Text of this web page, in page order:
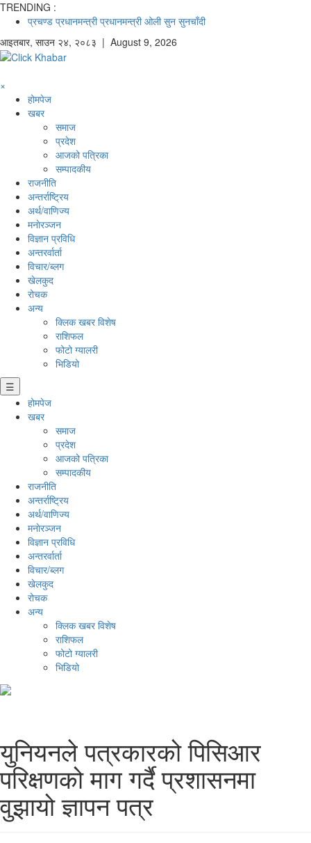
TRENDING :
प्रचण्ड प्रधानमन्त्री प्रधानमन्त्री ओली सुन सुनचाँदी
आइतबार, साउन २४, २०८३ | August 9, 2026
×
होमपेज
खबर
समाज
प्रदेश
आजको पत्रिका
सम्पादकीय
राजनीति
अन्तर्राष्ट्रिय
अर्थ/वाणिज्य
मनाेरञ्जन
विज्ञान प्रविधि
अन्तरर्वार्ता
विचार/ब्लग
खेलकुद
रोचक
अन्य
क्लिक खबर विशेष
राशिफल
फोटो ग्यालरी
भिडियो
☰
होमपेज
खबर
समाज
प्रदेश
आजको पत्रिका
सम्पादकीय
राजनीति
अन्तर्राष्ट्रिय
अर्थ/वाणिज्य
मनाेरञ्जन
विज्ञान प्रविधि
अन्तरर्वार्ता
विचार/ब्लग
खेलकुद
रोचक
अन्य
क्लिक खबर विशेष
राशिफल
फोटो ग्यालरी
भिडियो
युनियनले पत्रकारको पिसिआर
परिक्षणको माग गर्दै प्रशासनमा
वुझायो ज्ञापन पत्र